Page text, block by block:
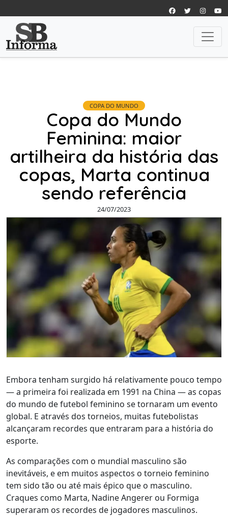
COPA DO MUNDO
Copa do Mundo
Feminina: maior
artilheira da história das
copas, Marta continua
sendo referência
24/07/2023
Embora tenham surgido há relativamente pouco tempo
— a primeira foi realizada em 1991 na China — as copas
do mundo de futebol feminino se tornaram um evento
global. E através dos torneios, muitas futebolistas
alcançaram recordes que entraram para a história do
esporte.
As comparações com o mundial masculino são
inevitáveis, e em muitos aspectos o torneio feminino
tem sido tão ou até mais épico que o masculino.
Craques como Marta, Nadine Angerer ou Formiga
superaram os recordes de jogadores masculinos.